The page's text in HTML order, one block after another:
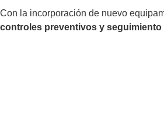
Con la incorporación de nuevo
controles preventivos y seguimiento